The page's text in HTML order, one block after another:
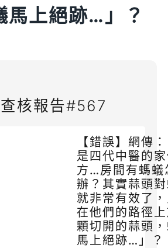
馬上絕跡…」？
核報告#567
【錯誤】網傳
是四代中醫的
方…房間有螞蟻
辦？其實蒜頭
就非常有效了
在他們的路徑
顆切開的蒜頭
馬上絕跡…」？